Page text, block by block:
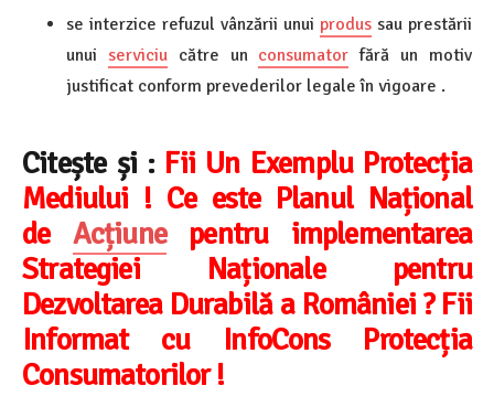
se interzice refuzul vânzării unui produs sau prestării
unui serviciucătre un consumator fără un motiv
justificat conform prevederilor legale în vigoare .
Citește și : Fii Un Exemplu Protecția
Mediului ! Ce este Planul Național
de Acțiunepentru implementarea
Strategiei Naționale pentru
Dezvoltarea Durabilă a României ? Fii
Informat cu InfoCons Protecția
Consumatorilor !